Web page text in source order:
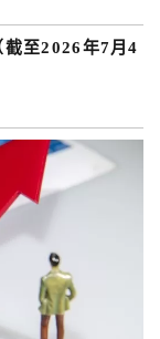
至2026年7月4